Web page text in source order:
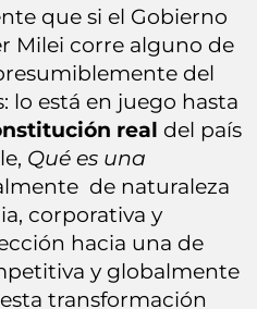
que si el Gobierno
Milei corre alguno de
del
está en juego hasta
real del país
Qué es una
de naturaleza
corporativa y
hacia una de
y globalmente
transformación